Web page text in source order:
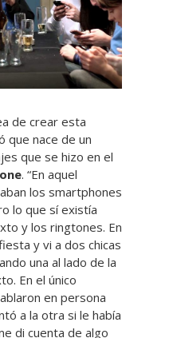
de crear esta
que nace de un
que se hizo en el
. “En aquel
los smartphones
lo que sí existía
y los ringtones. En
y vi a dos chicas
una al lado de la
En el único
en persona
a la otra si le había
di cuenta de algo